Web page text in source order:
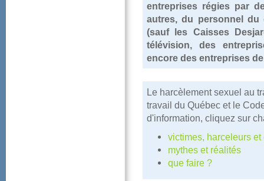
mythesetréalités
quefaire?